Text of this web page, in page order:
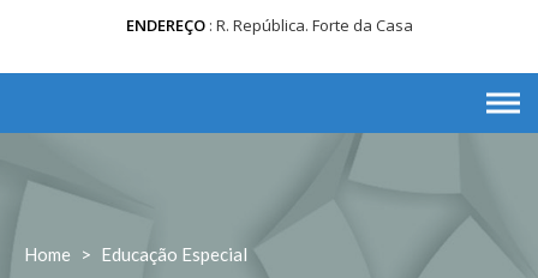
ENDEREÇO R. República. Forte da Casa
Home > Educação Especial